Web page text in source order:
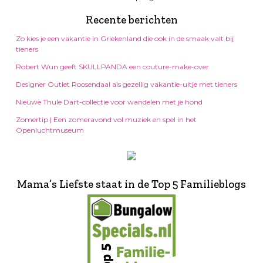
Recente berichten
Zo kies je een vakantie in Griekenland die ook in de smaak valt bij
tieners
Robert Wun geeft SKULLPANDA een couture-make-over
Designer Outlet Roosendaal als gezellig vakantie-uitje met tieners
Nieuwe Thule Dart-collectie voor wandelen met je hond
Zomertip | Een zomeravond vol muziek en spel in het
Openluchtmuseum
Mama’s Liefste staat in de Top 5 Familieblogs